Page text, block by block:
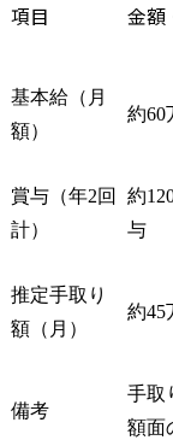
項目 金額
基本給（月
額）
約60
賞与（年2回
計）
約
与
推定手取り
額（月）
約45
備考
手取
額面